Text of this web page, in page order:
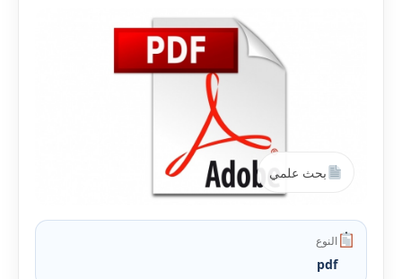
بحث علمي
النوع
pdf